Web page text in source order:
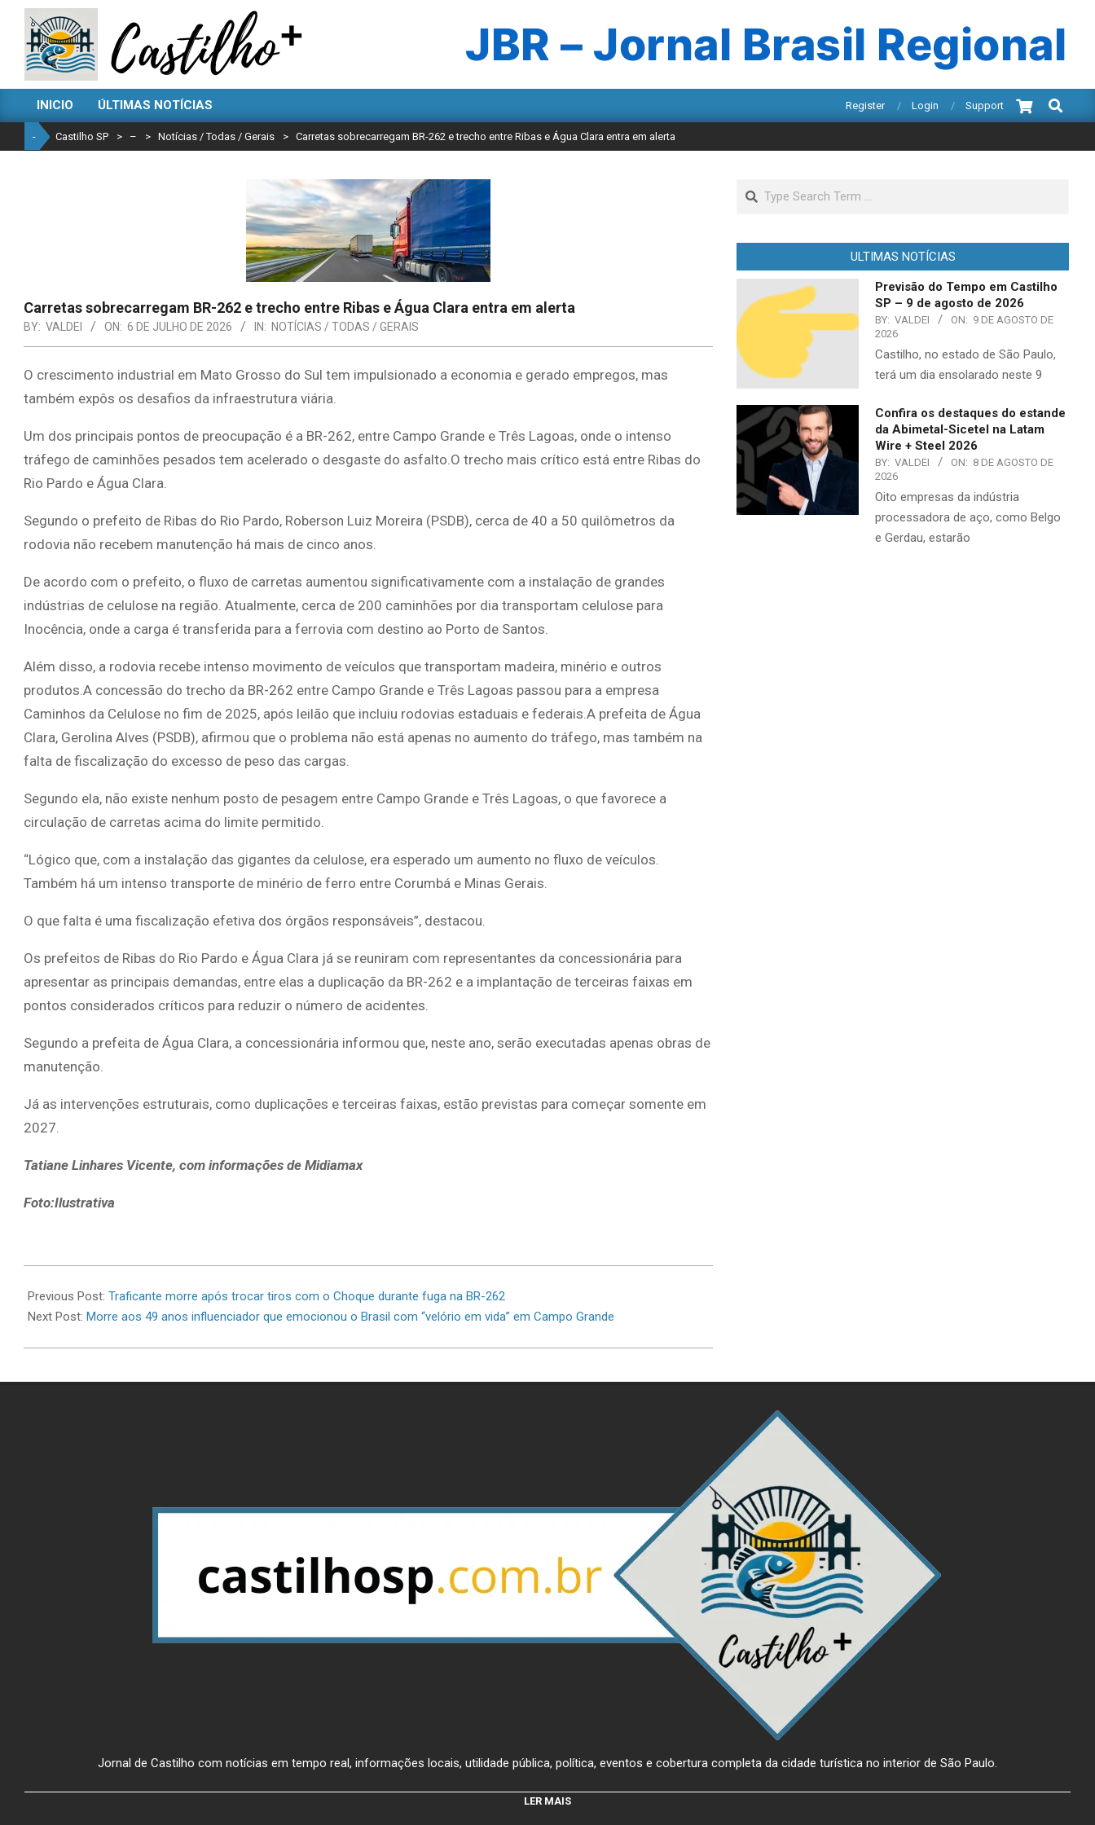
content
CASTILHO
SP
JBR – Jornal Brasil Regional
Primary
Navigation
Menu
INICIO ÚLTIMAS NOTÍCIAS Register Login Support
Search
- Castilho SP > – > Notícias / Todas / Gerais > Carretas sobrecarregam BR-262 e trecho entre Ribas e Água Clara entra em alerta
Carretas sobrecarregam BR-262 e trecho entre Ribas e Água Clara entra em alerta
BY: VALDEI ON: 6 DE JULHO DE 2026 IN: NOTÍCIAS / TODAS / GERAIS
O crescimento industrial em Mato Grosso do Sul tem impulsionado a economia e gerado empregos, mas
também expôs os desafios da infraestrutura viária.
Um dos principais pontos de preocupação é a BR-262, entre Campo Grande e Três Lagoas, onde o intenso
tráfego de caminhões pesados tem acelerado o desgaste do asfalto.O trecho mais crítico está entre Ribas do
Rio Pardo e Água Clara.
Segundo o prefeito de Ribas do Rio Pardo, Roberson Luiz Moreira (PSDB), cerca de 40 a 50 quilômetros da
rodovia não recebem manutenção há mais de cinco anos.
De acordo com o prefeito, o fluxo de carretas aumentou significativamente com a instalação de grandes
indústrias de celulose na região. Atualmente, cerca de 200 caminhões por dia transportam celulose para
Inocência, onde a carga é transferida para a ferrovia com destino ao Porto de Santos.
Além disso, a rodovia recebe intenso movimento de veículos que transportam madeira, minério e outros
produtos.A concessão do trecho da BR-262 entre Campo Grande e Três Lagoas passou para a empresa
Caminhos da Celulose no fim de 2025, após leilão que incluiu rodovias estaduais e federais.A prefeita de Água
Clara, Gerolina Alves (PSDB), afirmou que o problema não está apenas no aumento do tráfego, mas também na
falta de fiscalização do excesso de peso das cargas.
Segundo ela, não existe nenhum posto de pesagem entre Campo Grande e Três Lagoas, o que favorece a
circulação de carretas acima do limite permitido.
“Lógico que, com a instalação das gigantes da celulose, era esperado um aumento no fluxo de veículos.
Também há um intenso transporte de minério de ferro entre Corumbá e Minas Gerais.
O que falta é uma fiscalização efetiva dos órgãos responsáveis”, destacou.
Os prefeitos de Ribas do Rio Pardo e Água Clara já se reuniram com representantes da concessionária para
apresentar as principais demandas, entre elas a duplicação da BR-262 e a implantação de terceiras faixas em
pontos considerados críticos para reduzir o número de acidentes.
Segundo a prefeita de Água Clara, a concessionária informou que, neste ano, serão executadas apenas obras de
manutenção.
Já as intervenções estruturais, como duplicações e terceiras faixas, estão previstas para começar somente em
2027.
Tatiane Linhares Vicente, com informações de Midiamax
Foto:Ilustrativa
07-
06
Previous Post: Traficante morre após trocar tiros com o Choque durante fuga na BR-262
Next Post: Morre aos 49 anos influenciador que emocionou o Brasil com “velório em vida” em Campo Grande
Search
ULTIMAS NOTÍCIAS
Previsão do Tempo em Castilho
SP – 9 de agosto de 2026
BY: VALDEI ON: 9 DE AGOSTO DE
2026
Castilho, no estado de São Paulo,
terá um dia ensolarado neste 9
Confira os destaques do estande
da Abimetal-Sicetel na Latam
Wire + Steel 2026
BY: VALDEI ON: 8 DE AGOSTO DE
2026
Oito empresas da indústria
processadora de aço, como Belgo
e Gerdau, estarão
Jornal de Castilho com notícias em tempo real, informações locais, utilidade pública, política, eventos e cobertura completa da cidade turística no interior de São Paulo.
LER MAIS